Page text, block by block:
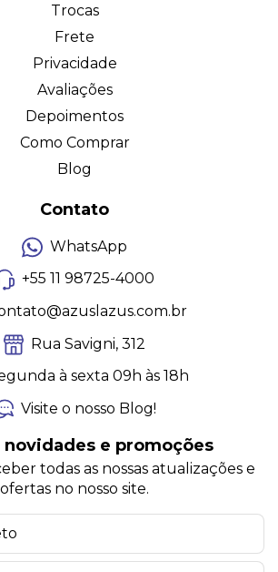
Trocas
Frete
Privacidade
Avaliações
Depoimentos
Como Comprar
Blog
Contato
WhatsApp
+55 11 98725-4000
Rua Savigni, 312
à sexta 09h às 18h
Visite o nosso Blog!
novidades e promoções
todas as nossas atualizações e
ofertas no nosso site.